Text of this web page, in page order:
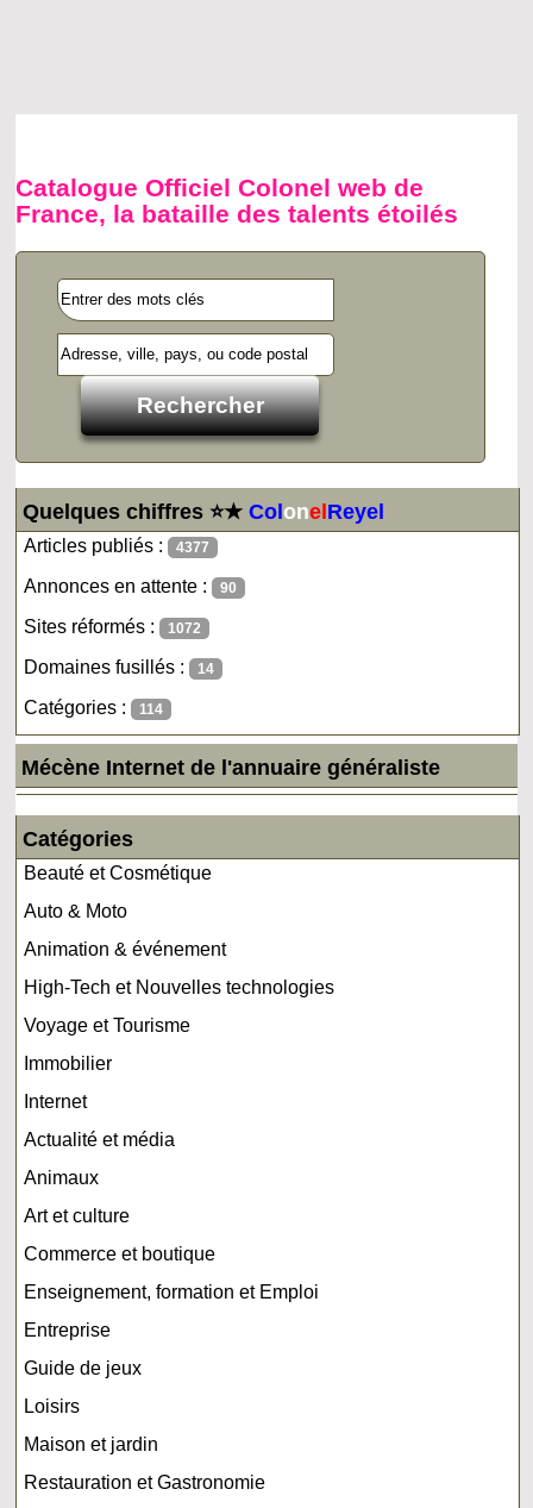
Catalogue Officiel Colonel web de
France, la bataille des talents étoilés
Quelques chiffres ⭐★ColonelReyel
Articles publiés : 4377
Annonces en attente : 90
Sites réformés : 1072
Domaines fusillés : 14
Catégories : 114
Mécène Internet de l'annuaire généraliste
Catégories
Beauté et Cosmétique
Auto & Moto
Animation & événement
High-Tech et Nouvelles technologies
Voyage et Tourisme
Immobilier
Internet
Actualité et média
Animaux
Art et culture
Commerce et boutique
Enseignement, formation et Emploi
Entreprise
Guide de jeux
Loisirs
Maison et jardin
Restauration et Gastronomie